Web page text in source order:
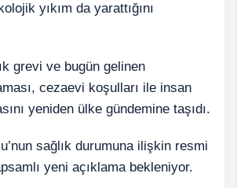
yıkım da yarattığını
grevi ve bugün gelinen
cezaevi koşulları ile insan
yeniden ülke gündemine taşıdı.
sağlık durumuna ilişkin resmi
yeni açıklama bekleniyor.